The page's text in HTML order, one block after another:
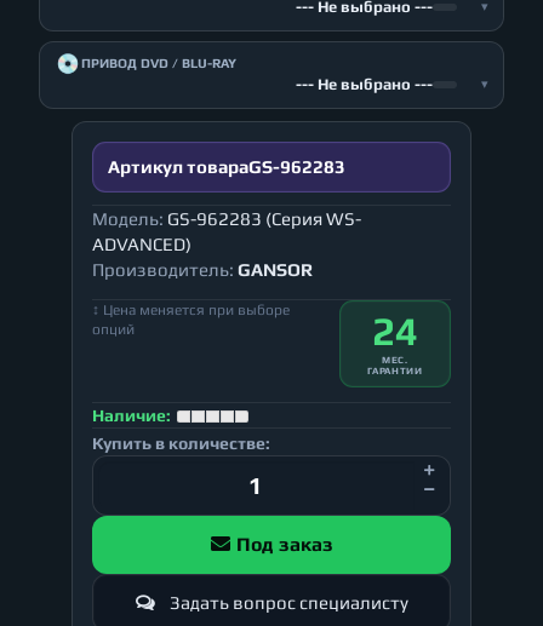
--- Не выбрано --- ▾
💿ПРИВОД DVD / BLU-RAY
--- Не выбрано --- ▾
Артикул товараGS-962283
Модель: GS-962283 (Серия WS-
ADVANCED)
Производитель: GANSOR
↕ Цена меняется при выборе
опций
24
МЕС.
ГАРАНТИИ
Наличие:
Купить в количестве:
Под заказ
Задать вопрос специалисту